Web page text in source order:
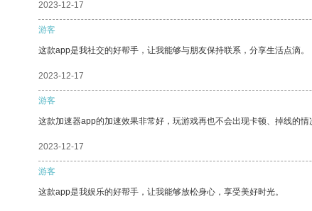
2023-12-17
游客
这款app是我社交的好帮手，让我能够与朋友保持联系，分享生活点滴。
2023-12-17
游客
这款加速器app的加速效果非常好，玩游戏再也不会出现卡顿、掉线的
2023-12-17
游客
这款app是我娱乐的好帮手，让我能够放松身心，享受美好时光。